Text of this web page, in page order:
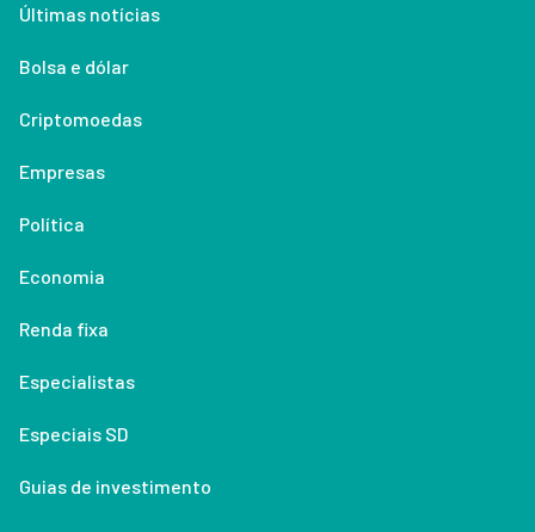
Últimas notícias
Bolsa e dólar
Criptomoedas
Empresas
Política
Economia
Renda fixa
Especialistas
Especiais SD
Guias de investimento